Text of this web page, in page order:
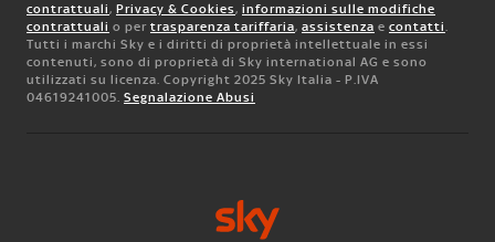
contrattuali, Privacy & Cookies, informazioni sulle modifiche
contrattuali o per trasparenza tariffaria, assistenza e contatti.
Tutti i marchi Sky e i diritti di proprietà intellettuale in essi
contenuti, sono di proprietà di Sky international AG e sono
utilizzati su licenza. Copyright 2025 Sky Italia - P.IVA
04619241005. Segnalazione Abusi